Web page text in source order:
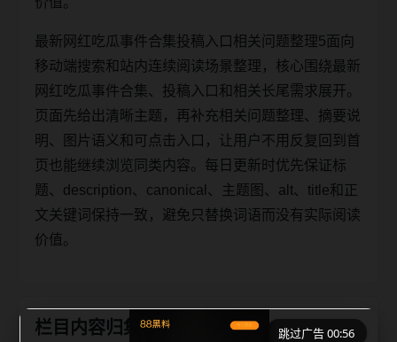
最新网红吃瓜事件合集投稿入口相关问题整理5面向
移动端搜索和站内连续阅读场景整理，核心围绕最新
网红吃瓜事件合集、投稿入口和相关长尾需求展开。
页面先给出清晰主题，再补充相关问题整理、摘要说
明、图片语义和可点击入口，让用户不用反复回到首
页也能继续浏览同类内容。每日更新时优先保证标
题、description、canonical、主题图、alt、title和正
文关键词保持一致，避免只替换词语而没有实际阅读
价值。
栏目内容归集 跳过广告 00:56